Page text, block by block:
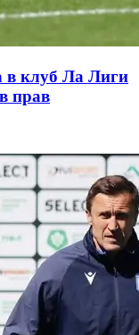
в клуб Ла Лиги
прав